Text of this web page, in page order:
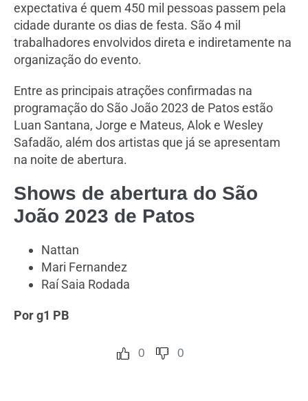
expectativa é quem 450 mil pessoas passem pela
cidade durante os dias de festa. São 4 mil
trabalhadores envolvidos direta e indiretamente na
organização do evento.
Entre as principais atrações confirmadas na
programação do São João 2023 de Patos estão
Luan Santana, Jorge e Mateus, Alok e Wesley
Safadão, além dos artistas que já se apresentam
na noite de abertura.
Shows de abertura do São
João 2023 de Patos
Nattan
Mari Fernandez
Raí Saia Rodada
Por g1 PB
0 0